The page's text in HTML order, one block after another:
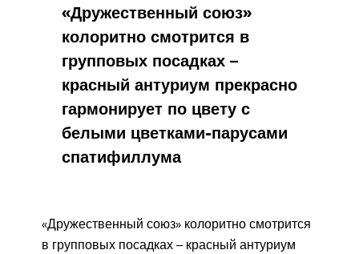
«Дружественный союз»
колоритно смотрится в
групповых посадках –
красный антуриум прекрасно
гармонирует по цвету с
белыми цветками-парусами
спатифиллума
«Дружественный союз» колоритно смотрится
в групповых посадках – красный антуриум